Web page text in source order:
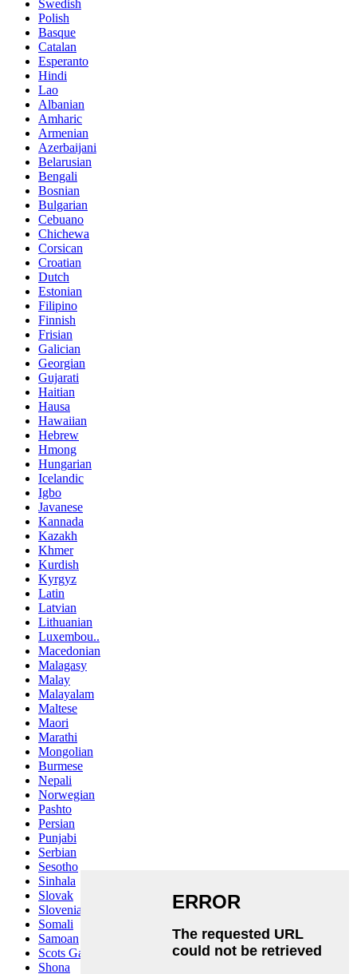
Swedish
Polish
Basque
Catalan
Esperanto
Hindi
Lao
Albanian
Amharic
Armenian
Azerbaijani
Belarusian
Bengali
Bosnian
Bulgarian
Cebuano
Chichewa
Corsican
Croatian
Dutch
Estonian
Filipino
Finnish
Frisian
Galician
Georgian
Gujarati
Haitian
Hausa
Hawaiian
Hebrew
Hmong
Hungarian
Icelandic
Igbo
Javanese
Kannada
Kazakh
Khmer
Kurdish
Kyrgyz
Latin
Latvian
Lithuanian
Luxembou..
Macedonian
Malagasy
Malay
Malayalam
Maltese
Maori
Marathi
Mongolian
Burmese
Nepali
Norwegian
Pashto
Persian
Punjabi
Serbian
Sesotho
Sinhala
Slovak
Slovenian
Somali
Samoan
Scots Gaelic
Shona